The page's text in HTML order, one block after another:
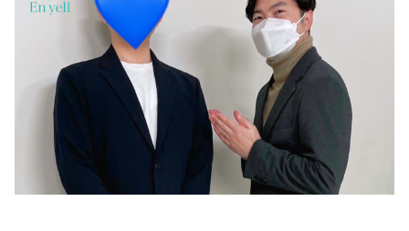
ご成婚までの流れ
料金
サービス比較